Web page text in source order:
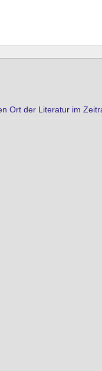
Ort der Literatur im